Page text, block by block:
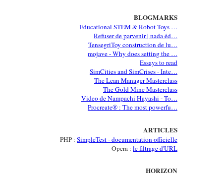
BLOGMARKS
Educational STEM & Robot Toys …
Refuser de parvenir | nada éd…
TensegriToy construction de lu…
mojave - Why does setting the …
Essays to read
SimCities and SimCrises - Inte…
The Lean Manager Masterclass
The Gold Mine Masterclass
Video de Nampachi Hayashi - To…
Procreate® : The most powerfu…
ARTICLES
PHP : SimpleTest - documentation officielle
Opera : le filtrage d'URL
HORIZON